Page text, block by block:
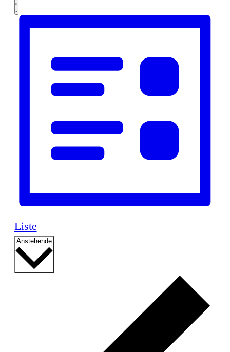
Navigation
Ansichten-
Navigation
Liste
Liste
Anstehende Datum